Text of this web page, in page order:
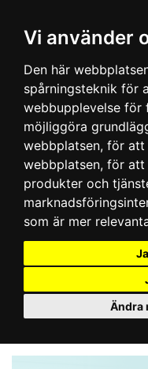
Vi använder
Den här
spårningsteknik för
webbupplevelse för
möjliggöra
webbplatsen, för att
webbplatsen, för att
produkter och
som är mer
Ändra